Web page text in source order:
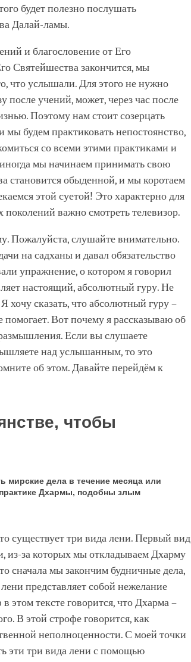
будет полезно послушать
Далай-ламы.
и благословение от Его
Святейшества закончится, мы
что услышали. Для этого не нужно
после учений, может, через час после
Поэтому нам стоит созерцать
будем практиковать непостоянство,
со всеми этими практиками и
мы начинаем принимать свою
становится обыденной, и мы коротаем
этой суетой! Это характерно для
важно смотреть телевизор.
Пожалуйста, слушайте внимательно.
на садханы и давал обязательство
упражнение, о котором я говорил
настоящий, абсолютный гуру. Не
хочу сказать, что абсолютный гуру –
помогает. Вот почему я рассказываю об
Если вы слушаете
над услышанным, то это
об этом. Давайте перейдём к
чтобы
дела в течение месяца или
практике Дхармы, подобны злым
существует три вида лени. Первый вид
из-за которых мы откладываем Дхарму
сначала мы закончим будничные дела,
представляет собой нежелание
этом тексте говорится, что Дхарма –
В этой строфе говорится, как
неполноценности. С моей точки
эти три вида лени с помощью